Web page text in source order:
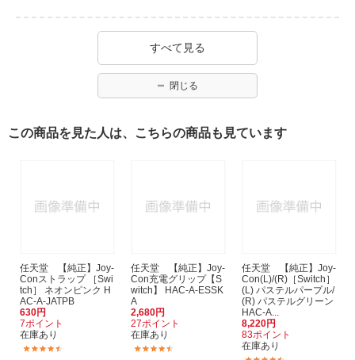
すべて見る
閉じる
この商品を見た人は、こちらの商品も見ています
任天堂 【純正】Joy-
Conストラップ ［Swi
tch］ ネオンピンク H
AC-A-JATPB
630円
7ポイント
在庫あり
任天堂 【純正】Joy-
Con充電グリップ【S
witch】 HAC-A-ESSK
A
2,680円
27ポイント
在庫あり
任天堂 【純正】Joy-
Con(L)/(R)［Switch］
(L) パステルパープル/
(R) パステルグリーン
HAC-A...
8,220円
83ポイント
在庫あり